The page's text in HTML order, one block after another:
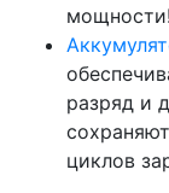
мощности!
разряд и
циклов